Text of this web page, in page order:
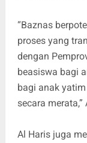
“Baznas
proses yang
dengan
beasiswa bagi
bagi anak
secara merata,”
Al Haris juga